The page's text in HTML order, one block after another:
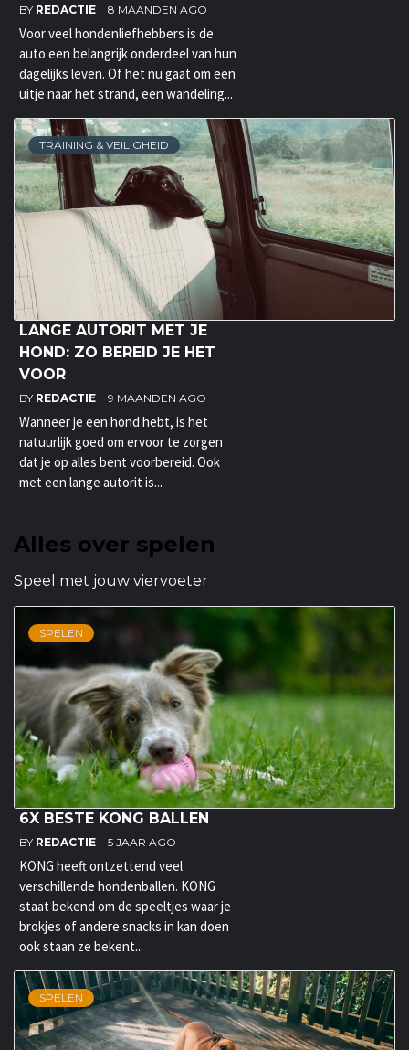
BY REDACTIE 8 MAANDEN AGO
Voor veel hondenliefhebbers is de
auto een belangrijk onderdeel van hun
dagelijks leven. Of het nu gaat om een
uitje naar het strand, een wandeling...
TRAINING & VEILIGHEID
LANGE AUTORIT MET JE
HOND: ZO BEREID JE HET
VOOR
BY REDACTIE 9 MAANDEN AGO
Wanneer je een hond hebt, is het
natuurlijk goed om ervoor te zorgen
dat je op alles bent voorbereid. Ook
met een lange autorit is...
Alles over spelen
Speel met jouw viervoeter
SPELEN
6X BESTE KONG BALLEN
BY REDACTIE 5 JAAR AGO
KONG heeft ontzettend veel
verschillende hondenballen. KONG
staat bekend om de speeltjes waar je
brokjes of andere snacks in kan doen
ook staan ze bekent...
SPELEN